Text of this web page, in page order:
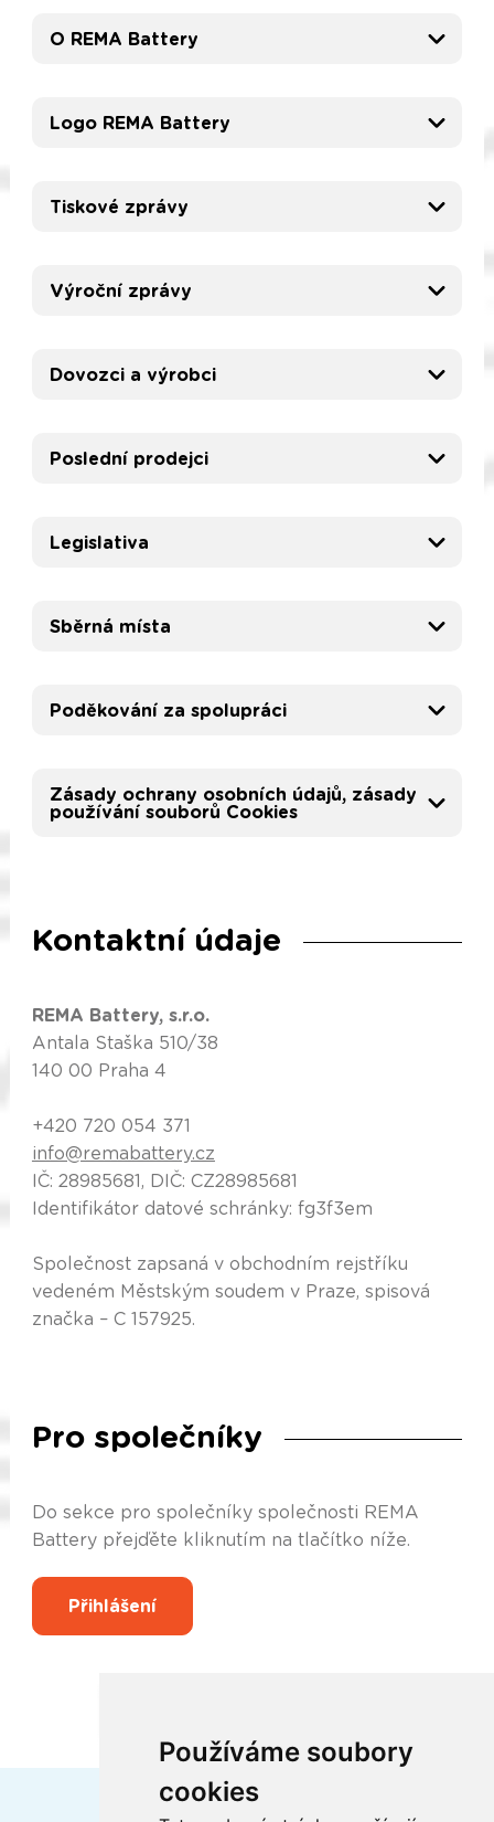
Používáme soubory
cookies
O REMA Battery
Logo REMA Battery
Tiskové zprávy
Výroční zprávy
Dovozci a výrobci
Poslední prodejci
Legislativa
Sběrná místa
Poděkování za spolupráci
Zásady ochrany osobních údajů, zásady
používání souborů Cookies
Kontaktní údaje
REMA Battery, s.r.o.
Antala Staška 510/38
140 00 Praha 4
+420 720 054 371
info@remabattery.cz
IČ: 28985681, DIČ: CZ28985681
Identifikátor datové schránky: fg3f3em
Společnost zapsaná v obchodním rejstříku
vedeném Městským soudem v Praze, spisová
značka – C 157925.
Pro společníky
Do sekce pro společníky společnosti REMA
Battery přejďěte kliknutím na tlačítko níže.
Přihlášení